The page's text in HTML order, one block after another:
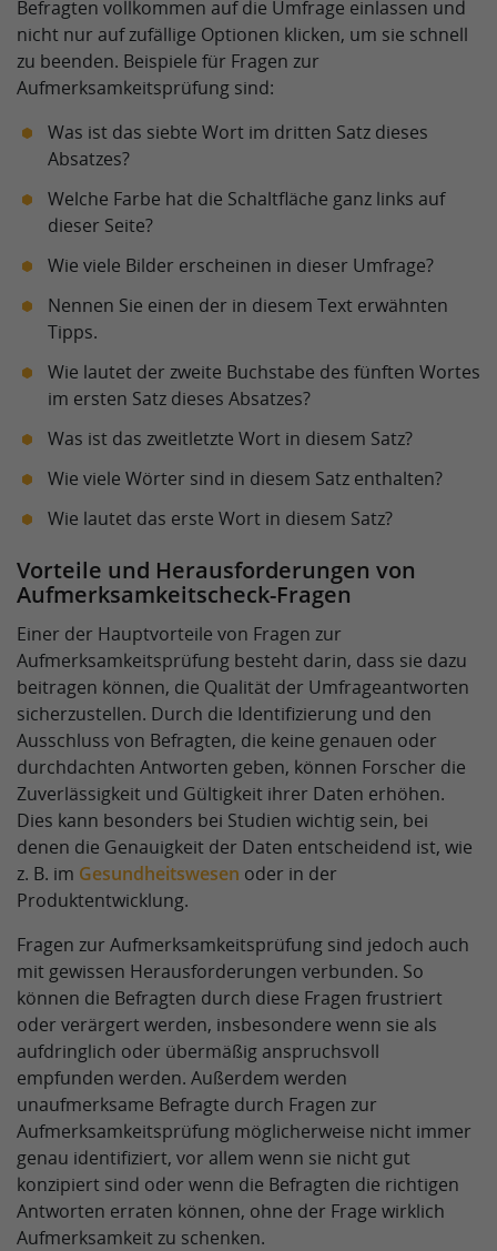
Befragten vollkommen auf die Umfrage einlassen und
nicht nur auf zufällige Optionen klicken, um sie schnell
zu beenden. Beispiele für Fragen zur
Aufmerksamkeitsprüfung sind:
Was ist das siebte Wort im dritten Satz dieses
Absatzes?
Welche Farbe hat die Schaltfläche ganz links auf
dieser Seite?
Wie viele Bilder erscheinen in dieser Umfrage?
Nennen Sie einen der in diesem Text erwähnten
Tipps.
Wie lautet der zweite Buchstabe des fünften Wortes
im ersten Satz dieses Absatzes?
Was ist das zweitletzte Wort in diesem Satz?
Wie viele Wörter sind in diesem Satz enthalten?
Wie lautet das erste Wort in diesem Satz?
Vorteile und Herausforderungen von
Aufmerksamkeitscheck-Fragen
Einer der Hauptvorteile von Fragen zur
Aufmerksamkeitsprüfung besteht darin, dass sie dazu
beitragen können, die Qualität der Umfrageantworten
sicherzustellen. Durch die Identifizierung und den
Ausschluss von Befragten, die keine genauen oder
durchdachten Antworten geben, können Forscher die
Zuverlässigkeit und Gültigkeit ihrer Daten erhöhen.
Dies kann besonders bei Studien wichtig sein, bei
denen die Genauigkeit der Daten entscheidend ist, wie
z. B. im Gesundheitswesen oder in der
Produktentwicklung.
Fragen zur Aufmerksamkeitsprüfung sind jedoch auch
mit gewissen Herausforderungen verbunden. So
können die Befragten durch diese Fragen frustriert
oder verärgert werden, insbesondere wenn sie als
aufdringlich oder übermäßig anspruchsvoll
empfunden werden. Außerdem werden
unaufmerksame Befragte durch Fragen zur
Aufmerksamkeitsprüfung möglicherweise nicht immer
genau identifiziert, vor allem wenn sie nicht gut
konzipiert sind oder wenn die Befragten die richtigen
Antworten erraten können, ohne der Frage wirklich
Aufmerksamkeit zu schenken.